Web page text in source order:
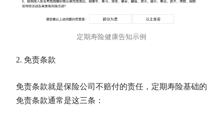
定期寿险健康告知示例
免责条款
免责条款就是保险公司不赔付的责任，定期寿险基础的
免责条款通常是这三条：